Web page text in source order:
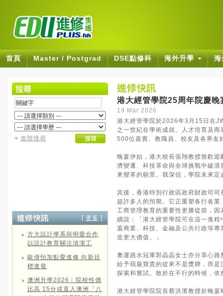
首頁 Master / Postgrad DSE點修科 海外升學
+ 進階搜尋
[ 更多 ]
方大設計學系與明愛合作
以設計教育關注清潔工
歐倩怡加點愛進修 向新目
標進發
澳洲升學2026︱院校性價
比高 15分或直入澳洲「八
港大經管學院25周年院慶
19 Mar 2026
港大經管學院於2026年3月15日在
之一世紀在學術成就、人才培育及
500位嘉賓、教職員、校友及各界友
晚宴伊始，港大校長張翔教授致歡
濟變遷、科技革命與全球挑戰中破
來變革的願景。我深信，學院未來
其後，香港特別行政區政府財政司
超許多人的預期。它正重塑各行各
工商管理教育的重要性更勝從前，
續說：「港大經管學院可在這一進
蓋商業、科技、金融及公共行政等
造更大價值。」
奧運跳水冠軍郭晶晶女士亦分享心
給予我最寶貴的從來不是獎牌，而
探索和嘗試。敢於在不行的時候，
港大經管學院院長蔡洪濱教授於晚